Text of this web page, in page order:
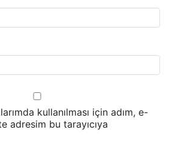
kullanılması için adım, e-
adresim bu tarayıcıya